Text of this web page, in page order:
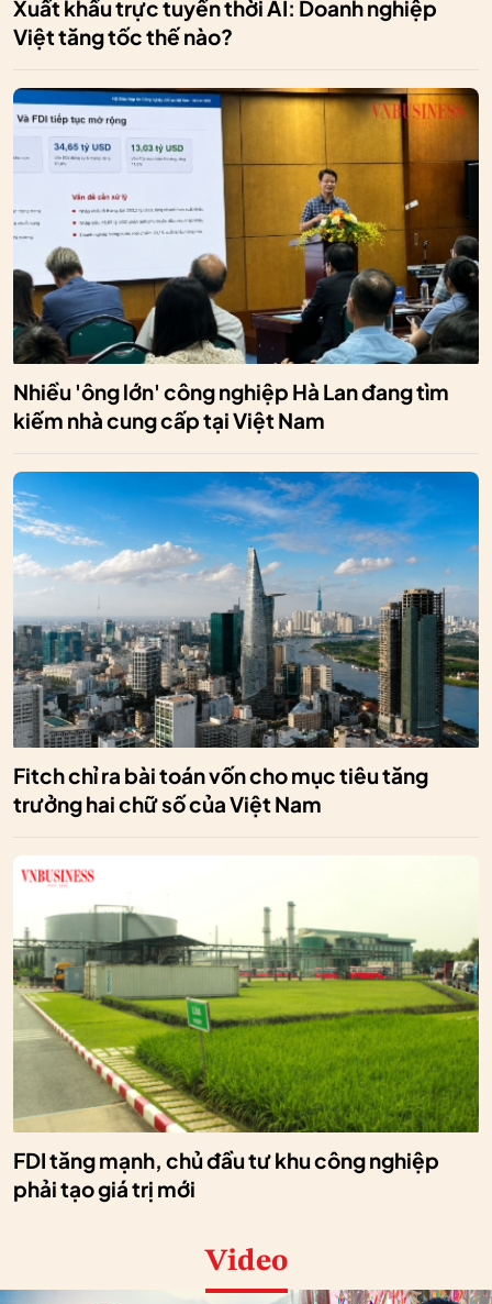
Xuất khẩu trực tuyến thời AI: Doanh nghiệp
Việt tăng tốc thế nào?
Nhiều 'ông lớn' công nghiệp Hà Lan đang tìm
kiếm nhà cung cấp tại Việt Nam
Fitch chỉ ra bài toán vốn cho mục tiêu tăng
trưởng hai chữ số của Việt Nam
FDI tăng mạnh, chủ đầu tư khu công nghiệp
phải tạo giá trị mới
Video